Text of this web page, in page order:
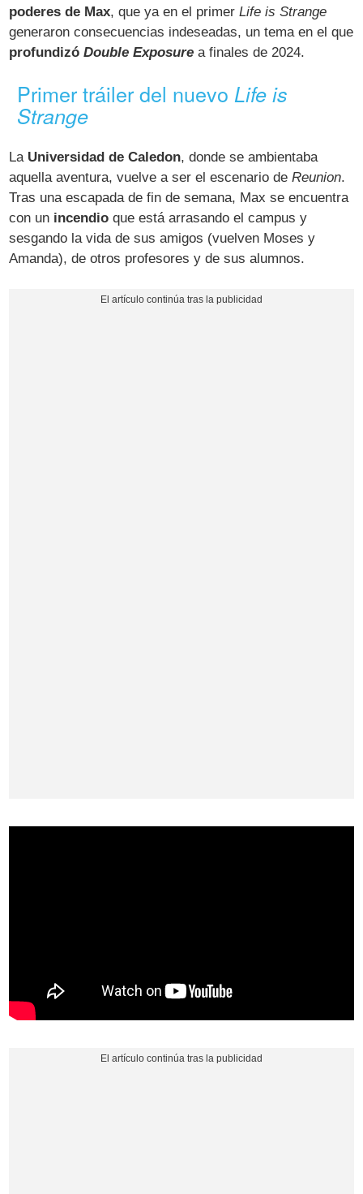
poderes de Max, que ya en el primerLife is Strange
generaron consecuencias indeseadas, un tema en el que
profundizóDouble Exposure a finales de 2024.
Primer tráiler del nuevo Life is
Strange
La Universidad de Caledon, donde se ambientaba
aquella aventura, vuelve a ser el escenario deReunion.
Tras una escapada de fin de semana, Max se encuentra
con un incendio que está arrasando el campus y
sesgando la vida de sus amigos (vuelven Moses y
Amanda), de otros profesores y de sus alumnos.